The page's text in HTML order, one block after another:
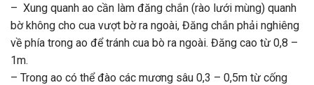
– Xung quanh ao cần làm đăng chắn (rào lưới mùng) quanh
bờ không cho cua vượt bờ ra ngoài, Đăng chắn phải nghiêng
về phía trong ao để tránh cua bò ra ngoài. Đăng cao từ 0,8 –
1m.
– Trong ao có thể đào các mương sâu 0,3 – 0,5m từ cống